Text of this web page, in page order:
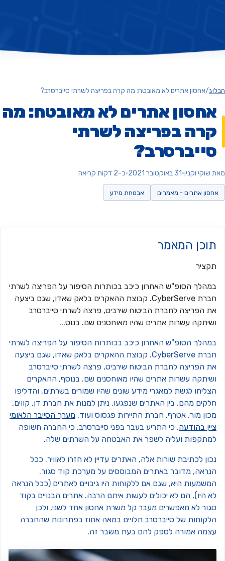
/אחסון אתרים לא מאובטח: מה קרה בפריצה לשרתי סייברסרב?
אתרים לא מאובטח: מה
בפריצה לשרתי
וקנין •31 באוקטובר 2021 •כ-2 דקות קריאה
אתרים - מאמרים אבטחת מידע
המאמר
הסופ"ש האחרון כיכב בכותרות הסיפור על הפריצה לשרתי
חברת CyberServe. קבוצת ההאקרים בלאק שאדו, שגם ביצעה
הפריצה לחברת הביטוח שירביט, פרצה לשרתי סייברסרב
עשרות אתרים שהיו מאוחסנים שם. בנוס...
הסופ"ש האחרון כיכב בכותרות הסיפור על הפריצה לשרתי
חברת CyberServe. קבוצת ההאקרים בלאק שאדו, שגם ביצעה
הפריצה לחברת הביטוח שירביט, פרצה לשרתי סייברסרב
עשרות אתרים שהיו מאוחסנים שם. בנוסף, ההאקרים
לגשת למאגרי מידע שונים שהיו שמורים בשרתים, והדליפו
מהם. בין האתרים שנפגעו, ניתן למנות את חברת דן, קווים,
מור, אטרף, חברת התיירות פגסוס ועוד.מערך הסייבר הלאומי
בהודעה, כי התריע בעבר בפני סייברסרב, כי החברה חשופה
ועליה לשפר את האבטחה על השרתים שלה.
לכתיבת שורות אלה, האתרים עדיין לא חזרו לאוויר. ככל
מדובר באתרים המבוססים על מערכת קוד סגור.
היא, שגם אם ללקוחות היו גיבויים לאתרים (ככל הנראה
היו), הם לא יכולים לעשות איתם הרבה. אתרים הבנויים בקוד
לא מאפשרים מעבר קל משרת אחסון אחד לשני, ולכן
של סייברסרב תלויים במאה אחוז בפתרונות שהחברה
אמורה לספק להם בעת משבר זה.